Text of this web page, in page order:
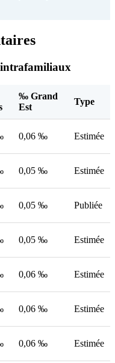
intrafamiliaux
‰ Grand
Est
Type
0,06 ‰ Estimée
0,05 ‰ Estimée
0,05 ‰ Publiée
0,05 ‰ Estimée
0,06 ‰ Estimée
0,06 ‰ Estimée
0,06 ‰ Estimée